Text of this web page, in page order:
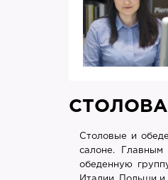
Столовые и
салоне. Главным
обеденную